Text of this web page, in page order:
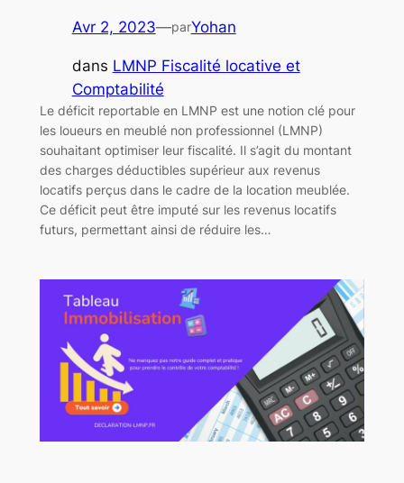
Avr 2, 2023—parYohan
dans LMNP Fiscalité locative et
Comptabilité
Le déficit reportable en LMNP est une notion clé pour
les loueurs en meublé non professionnel (LMNP)
souhaitant optimiser leur fiscalité. Il s’agit du montant
des charges déductibles supérieur aux revenus
locatifs perçus dans le cadre de la location meublée.
Ce déficit peut être imputé sur les revenus locatifs
futurs, permettant ainsi de réduire les…